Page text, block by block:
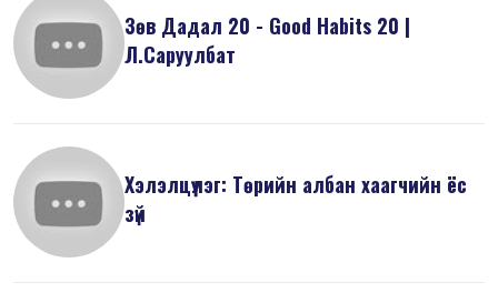
Зөв Дадал 20 - Good Habits 20 |
Л.Саруулбат
Хэлэлцүүлэг: Төрийн албан хаагчийн ёс
зүй